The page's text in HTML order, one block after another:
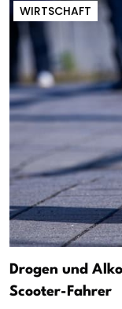
WIRTSCHAFT
Drogen und
Scooter-Fahrer